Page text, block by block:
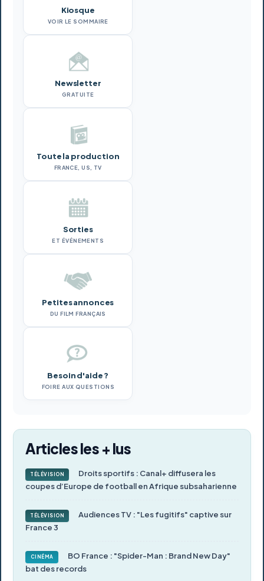
Kiosque
VOIR LE SOMMAIRE
Newsletter
GRATUITE
Toute la production
FRANCE, US, TV
Sorties
ET ÉVÉNEMENTS
Petites annonces
DU FILM FRANÇAIS
Besoin d'aide ?
FOIRE AUX QUESTIONS
Articles les + lus
TÉLÉVISION
Droits sportifs : Canal+ diffusera les
coupes d’Europe de football en Afrique subsaharienne
TÉLÉVISION
Audiences TV : "Les fugitifs" captive sur
France 3
CINÉMA
BO France : "Spider-Man : Brand New Day"
bat des records